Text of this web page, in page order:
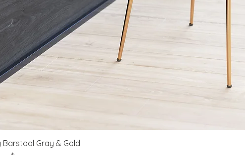
Barstool Gray & Gold